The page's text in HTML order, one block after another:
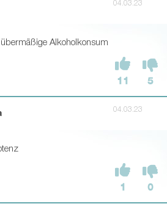
04.03.23
Alkoholkonsum
11 5
04.03.23
1 0